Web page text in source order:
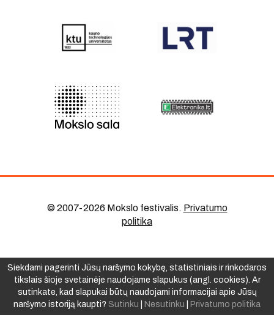
© 2007-2026 Mokslo festivalis. Privatumo
politika
Siekdami pagerinti Jūsų naršymo kokybę, statistiniais ir rinkodaros
tikslais šioje svetainėje naudojame slapukus (angl. cookies). Ar
sutinkate, kad slapukai būtų naudojami informacijai apie Jūsų
naršymo istoriją kaupti? Sutinku Nesutinku Privatumo politika